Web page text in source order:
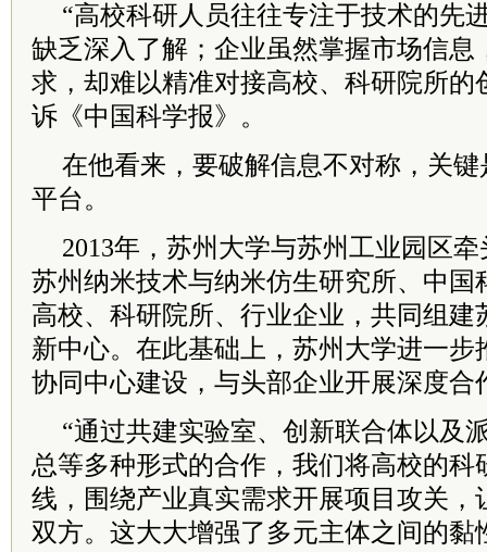
“高校科研人员往往专注于技术的先
缺乏深入了解；企业虽然掌握市场信息
求，却难以精准对接高校、科研院所的
诉《中国科学报》。
在他看来，要破解信息不对称，关
平台。
2013年，苏州大学与苏州工业园区
苏州纳米技术与纳米仿生研究所、中国
高校、科研院所、行业企业，共同组建
新中心。在此基础上，苏州大学进一步
协同中心建设，与头部企业开展深度合
“通过共建实验室、创新联合体以及
总等多种形式的合作，我们将高校的科
线，围绕产业真实需求开展项目攻关，
双方。这大大增强了多元主体之间的黏